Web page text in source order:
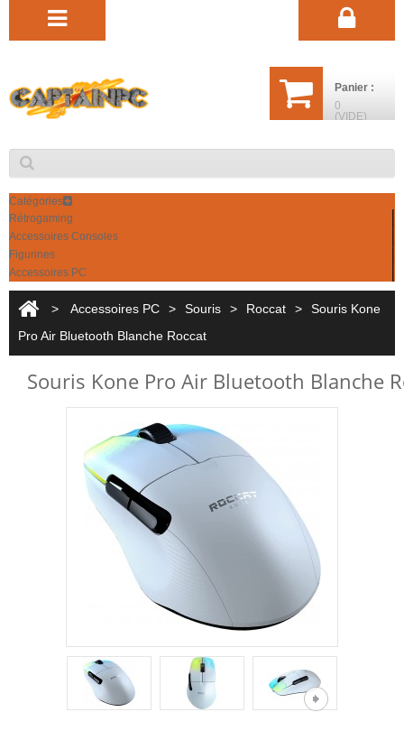
Panier :
0
(VIDE)
Catégories
Rétrogaming
Accessoires Consoles
Figurines
Accessoires PC
> Accessoires PC > Souris > Roccat >
Souris Kone
Pro Air Bluetooth Blanche Roccat
Souris Kone Pro Air Bluetooth Blanche